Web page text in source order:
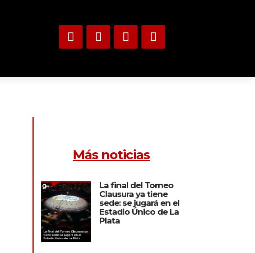
Más noticias
La final del Torneo
Clausura ya tiene
sede: se jugará en el
Estadio Único de La
Plata